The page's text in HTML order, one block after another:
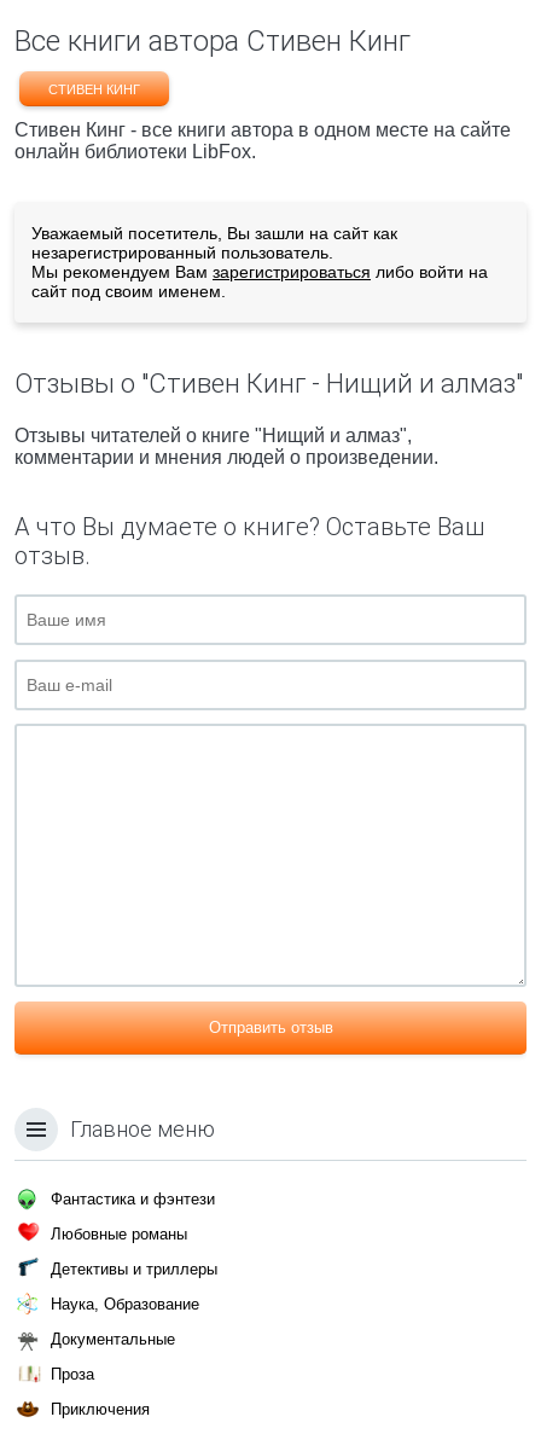
Все книги автора Стивен Кинг
СТИВЕН КИНГ
Стивен Кинг - все книги автора в одном месте на сайте
онлайн библиотеки LibFox.
Уважаемый посетитель, Вы зашли на сайт как
незарегистрированный пользователь.
Мы рекомендуем Вам зарегистрироваться либо войти на
сайт под своим именем.
Отзывы о "Стивен Кинг - Нищий и алмаз"
Отзывы читателей о книге "Нищий и алмаз",
комментарии и мнения людей о произведении.
А что Вы думаете о книге? Оставьте Ваш
отзыв.
Отправить отзыв
Главное меню
Фантастика и фэнтези
Любовные романы
Детективы и триллеры
Наука, Образование
Документальные
Проза
Приключения